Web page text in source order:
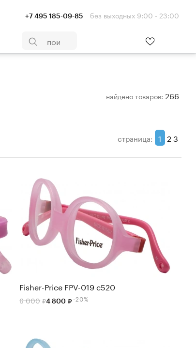
+7 495 185-09-85 без выходных 9:00 - 23:00
найденотоваров: 266
страница: 1 2 3
Fisher-Price FPV-019 c520
6 000 4 800 -20%